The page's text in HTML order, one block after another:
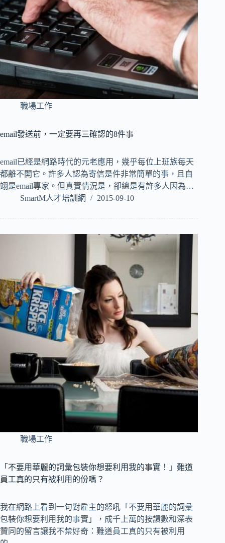
職場工作
email發送前，一定要再三確認的8件事
email已經是網路時代的元老應用，幾乎每位上班族每天
都離不開它。許多人認為寄信是件非常簡單的事，且自
翊是email專家。但真實情況是，卻總是有許多人因為…
SmartM人才培訓網
2015-09-10
職場工作
「不要用華麗的詞彙包裝你想要利用我的事實！」難道
員工真的只有被利用的份嗎？
我在網路上看到一句對雇主的怒吼「不要用華麗的詞彙
包裝你想要利用我的事實」，成千上萬的按讚數和深表
贊同的留言讓我不禁好奇：難道員工真的只有被利用